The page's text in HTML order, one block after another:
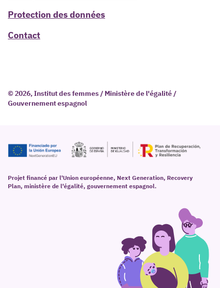
Protection des données
Contact
© 2026, Institut des femmes / Ministère de l'égalité /
Gouvernement espagnol
Projet financé par l'Union européenne, Next Generation, Recovery
Plan, ministère de l'égalité, gouvernement espagnol.